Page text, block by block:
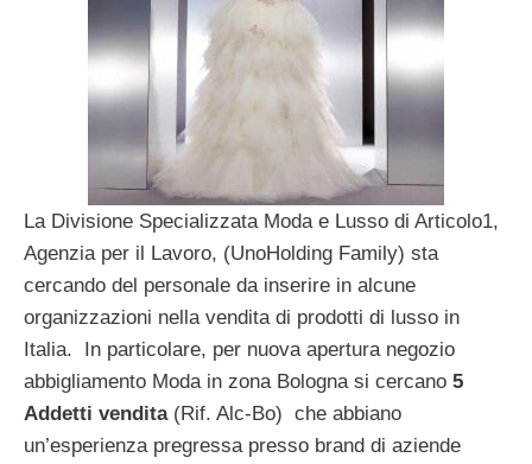
La Divisione Specializzata Moda e Lusso di Articolo1,
Agenzia per il Lavoro, (UnoHolding Family) sta
cercando del personale da inserire in alcune
organizzazioni nella vendita di prodotti di lusso in
Italia. In particolare, per nuova apertura negozio
abbigliamento Moda in zona Bologna si cercano 5
Addetti vendita(Rif. Alc-Bo) che abbiano
un’esperienza pregressa presso brand di aziende